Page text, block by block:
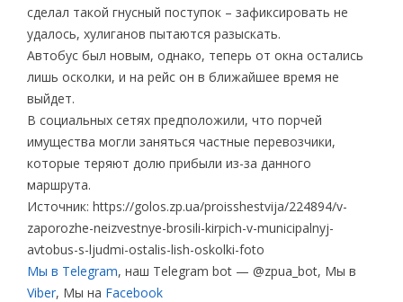
сделал такой гнусный поступок – зафиксировать не
удалось, хулиганов пытаются разыскать.
Автобус был новым, однако, теперь от окна остались
лишь осколки, и на рейс он в ближайшее время не
выйдет.
В социальных сетях предположили, что порчей
имущества могли заняться частные перевозчики,
которые теряют долю прибыли из-за данного
маршрута.
Источник: https://golos.zp.ua/proisshestvija/224894/v-
zaporozhe-neizvestnye-brosili-kirpich-v-municipalnyj-
avtobus-s-ljudmi-ostalis-lish-oskolki-foto
Мы в Telegram, наш Telegram bot — @zpua_bot, Мы в
Viber, Мы на Facebook